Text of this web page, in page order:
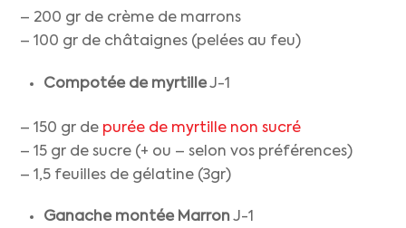
– 200 gr de crème de marrons
– 100 gr de châtaignes (pelées au feu)
Compotée de myrtilleJ-1
– 150 gr de purée de myrtille non sucré
– 15 gr de sucre (+ ou – selon vos préférences)
– 1,5 feuilles de gélatine (3gr)
Ganache montée MarronJ-1